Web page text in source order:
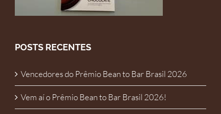
POSTS RECENTES
Vencedores do Prêmio Bean to Bar Brasil 2026
Vem aí o Prêmio Bean to Bar Brasil 2026!